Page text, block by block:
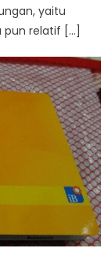
yaitu
pun relatif […]